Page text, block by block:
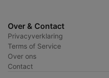
Over & Contact
Privacyverklaring
Terms of Service
Over ons
Contact